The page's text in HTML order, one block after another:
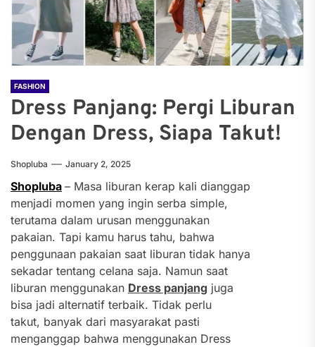
FASHION
Dress Panjang: Pergi Liburan
Dengan Dress, Siapa Takut!
Shopluba January 2, 2025
Shopluba – Masa liburan kerap kali dianggap
menjadi momen yang ingin serba simple,
terutama dalam urusan menggunakan
pakaian. Tapi kamu harus tahu, bahwa
penggunaan pakaian saat liburan tidak hanya
sekadar tentang celana saja. Namun saat
liburan menggunakan Dress panjang juga
bisa jadi alternatif terbaik. Tidak perlu
takut, banyak dari masyarakat pasti
menganggap bahwa menggunakan Dress